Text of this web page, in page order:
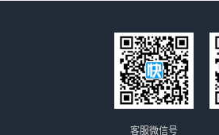
客服微信号